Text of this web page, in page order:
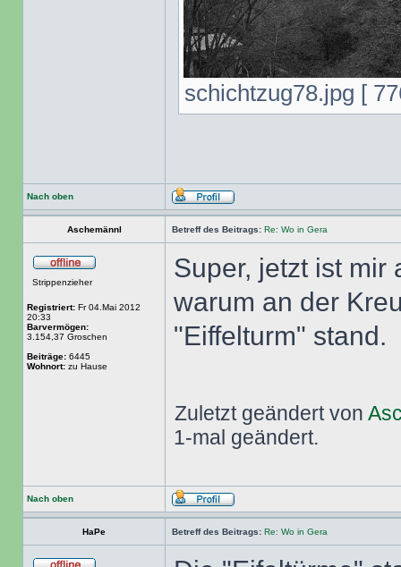
schichtzug78.jpg [
Nach oben
Aschemännl Betreff des Beitrags: Re: Wo in Gera
Strippenzieher
Registriert: Fr 04.Mai 2012
20:33
Barvermögen:
3.154,37 Groschen
Beiträge: 6445
Wohnort: zu Hause
Super, jetzt ist mir
warum an der
"Eiffelturm" stand.
Zuletzt geändert von
1-mal geändert.
Nach oben
HaPe Betreff des Beitrags: Re: Wo in Gera